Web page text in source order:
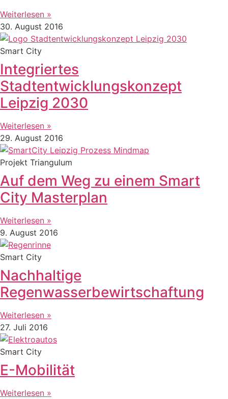
Weiterlesen »
30. August 2016
Smart City
Integriertes
Stadtentwicklungskonzept
Leipzig 2030
Weiterlesen »
29. August 2016
Projekt Triangulum
Auf dem Weg zu einem Smart
City Masterplan
Weiterlesen »
9. August 2016
Smart City
Nachhaltige
Regenwasserbewirtschaftung
Weiterlesen »
27. Juli 2016
Smart City
E-Mobilität
Weiterlesen »